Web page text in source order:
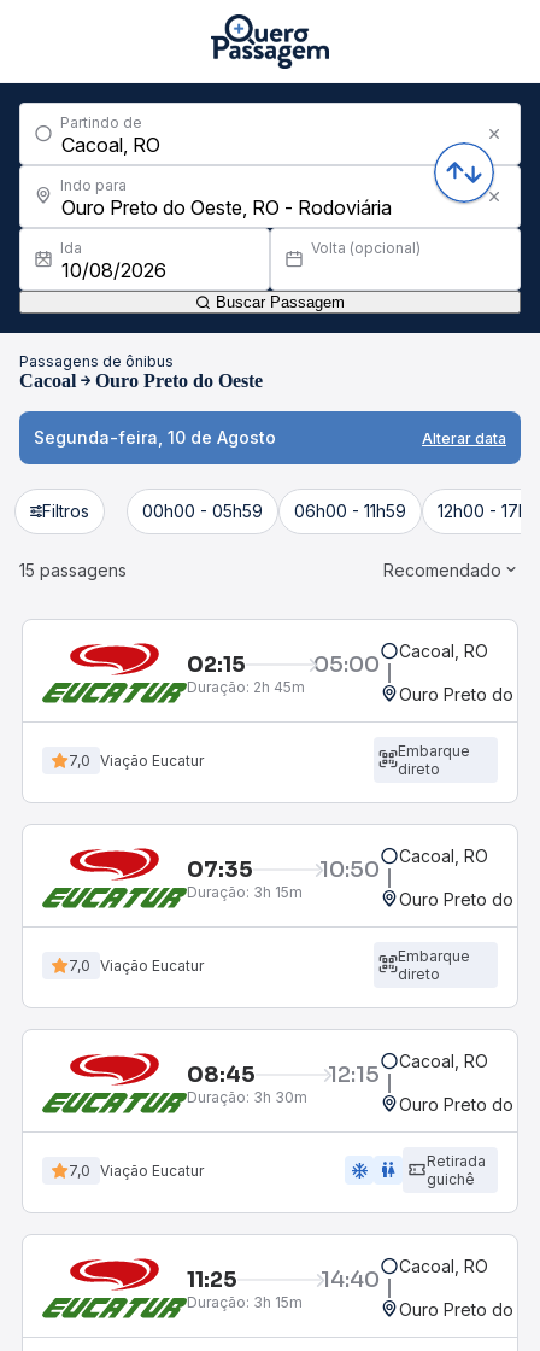
Partindo de
Indo para
Ida Volta (opcional)
Buscar Passagem
Passagens de ônibus
Cacoal Ouro Preto do Oeste
Segunda-feira, 10 de Agosto Alterar data
Filtros 00h00 - 05h59 06h00 - 11h59 12h00 -
15 passagens Recomendado
02:15 05:00
Duração: 2h 45m
Cacoal, RO
Ouro Preto do
7,0 Viação Eucatur
Embarque
direto
07:35 10:50
Duração: 3h 15m
Cacoal, RO
Ouro Preto do
7,0 Viação Eucatur
Embarque
direto
08:45 12:15
Duração: 3h 30m
Cacoal, RO
Ouro Preto do
7,0 Viação Eucatur ac_unit wc
Retirada
guichê
11:25 14:40
Duração: 3h 15m
Cacoal, RO
Ouro Preto do